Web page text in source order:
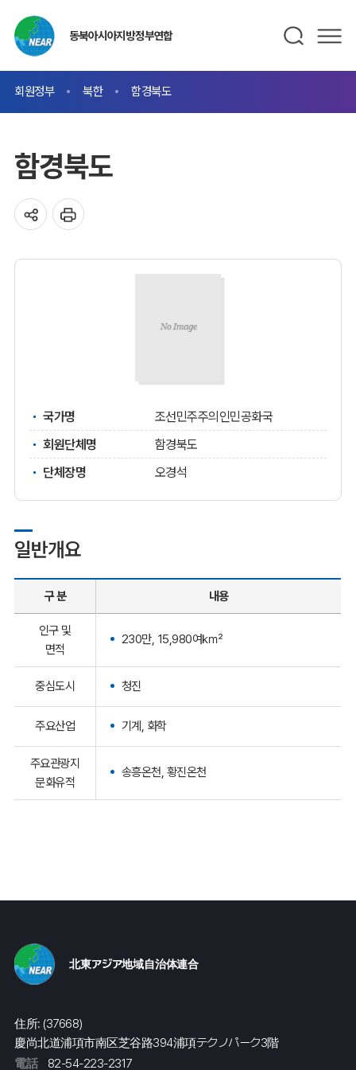
동북아시아지방정부연합
회원정부 북한 함경북도
함경북도
국가명
조선민주주의인민공화국
회원단체명
함경북도
단체장명
오경석
일반개요
구 분 내용
인구 및
면적
230만, 15,980여㎢
중심도시 청진
주요산업 기계, 화학
주요관광지
문화유적
송흥온천, 황진온천
北東アジア地域自治体連合
住所: (37668)
慶尚北道浦項市南区芝谷路394浦項テクノパーク3階
電話
82-54-223-2317